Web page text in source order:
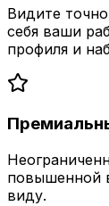
Видите
себя ваши
профиля и
повышенной
виду.